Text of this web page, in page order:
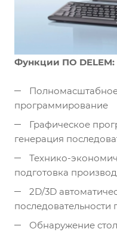
Функции ПО DELEM:
программирование
Графическое
генерация
Технико-
подготовка
2D/3D
последовательности
Обнаружение